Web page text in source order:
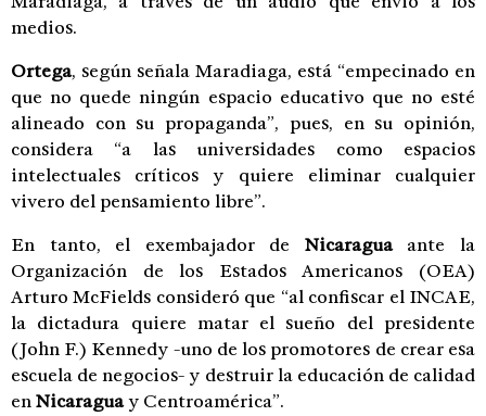
medios.
Ortega, según señala Maradiaga, está “empecinado en
que no quede ningún espacio educativo que no esté
alineado con su propaganda”, pues, en su opinión,
considera “a las universidades como espacios
intelectuales críticos y quiere eliminar cualquier
vivero del pensamiento libre”.
En tanto, el exembajador de Nicaraguaante la
Organización de los Estados Americanos (OEA)
Arturo McFields consideró que “al confiscar el INCAE,
la dictadura quiere matar el sueño del presidente
(John F.) Kennedy -uno de los promotores de crear esa
escuela de negocios- y destruir la educación de calidad
enNicaraguay Centroamérica”.